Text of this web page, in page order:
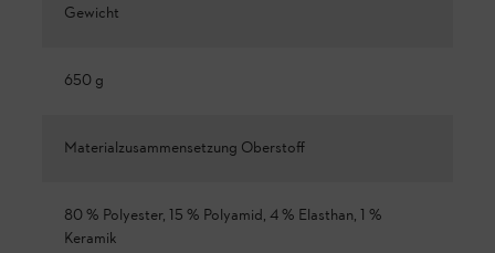
Gewicht
650 g
Materialzusammensetzung Oberstoff
80 % Polyester, 15 % Polyamid, 4 % Elasthan, 1 %
Keramik